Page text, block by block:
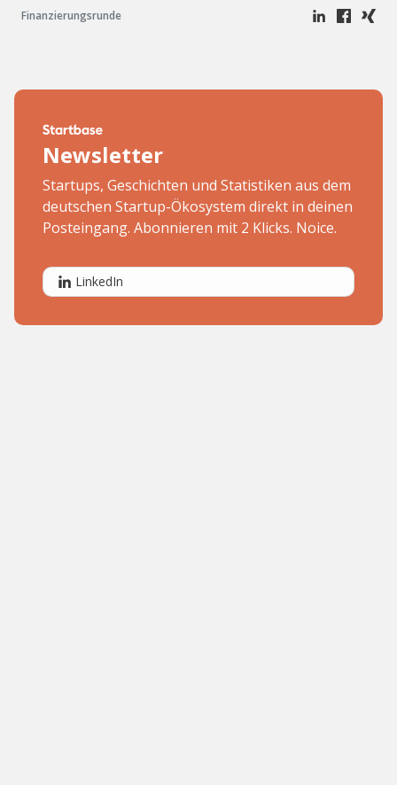
Finanzierungsrunde
Newsletter
Startups, Geschichten und Statistiken aus dem
deutschen Startup-Ökosystem direkt in deinen
Posteingang. Abonnieren mit 2 Klicks. Noice.
LinkedIn